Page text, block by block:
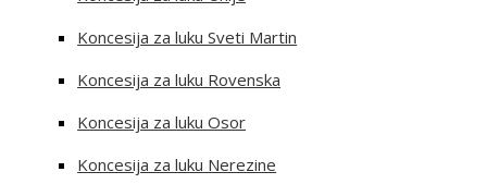
Koncesija za luku Sveti Martin
Koncesija za luku Rovenska
Koncesija za luku Osor
Koncesija za luku Nerezine